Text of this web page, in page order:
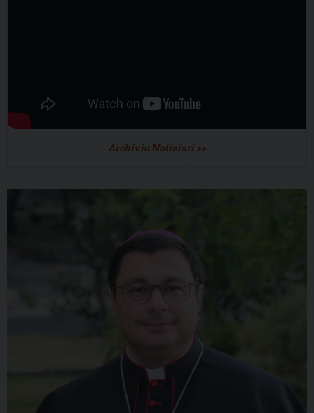
Archivio Notiziari >>